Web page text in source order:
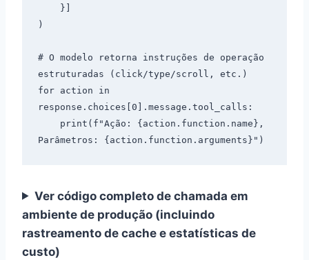
)
# O modelo retorna instruções de operação
estruturadas (click/type/scroll, etc.)
for action in
response.choices[0].message.tool_calls:
Ver código completo de chamada em
ambiente de produção (incluindo
rastreamento de cache e estatísticas de
custo)